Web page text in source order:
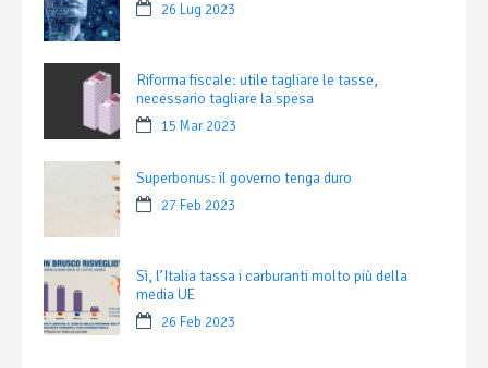
26 Lug 2023
Riforma fiscale: utile tagliare le tasse,
necessario tagliare la spesa
15 Mar 2023
Superbonus: il governo tenga duro
27 Feb 2023
Sì, l’Italia tassa i carburanti molto più della
media UE
26 Feb 2023